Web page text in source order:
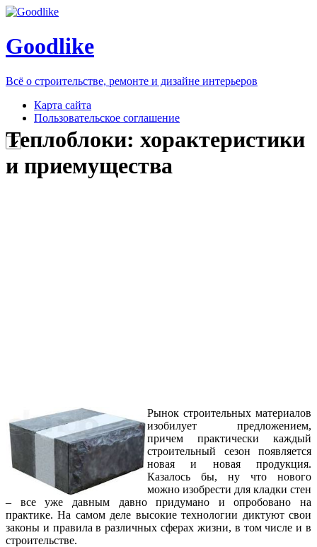
Goodlike
Всё о строительстве, ремонте и дизайне интерьеров
Карта сайта
Пользовательское соглашение
Теплоблоки: хорактеристики
и приемущества
Рынок строительных материалов
изобилует предложением,
причем практически каждый
строительный сезон появляется
новая и новая продукция.
Казалось бы, ну что нового
можно изобрести для кладки стен
– все уже давным давно придумано и опробовано на
практике. На самом деле высокие технологии диктуют свои
законы и правила в различных сферах жизни, в том числе и в
строительстве.